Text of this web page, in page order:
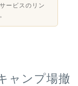
ービスのリン
ャンプ場撤